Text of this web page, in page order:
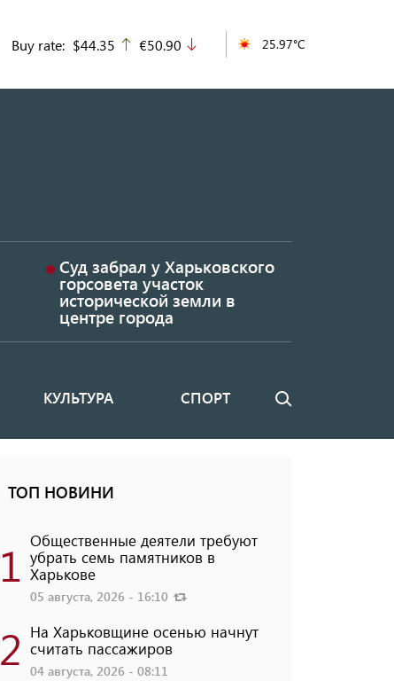
Buy rate: $44.35 up
€50.90 25.97°C
Суд забрал у Харьковского
горсовета участок
исторической земли в
центре города
КУЛЬТУРА СПОРТ Поиск
ТОП НОВИНИ
1 Общественные деятели требуют
убрать семь памятников в
Харькове
05 августа, 2026 - 16:10
2 На Харьковщине осенью начнут
считать пассажиров
04 августа, 2026 - 08:11